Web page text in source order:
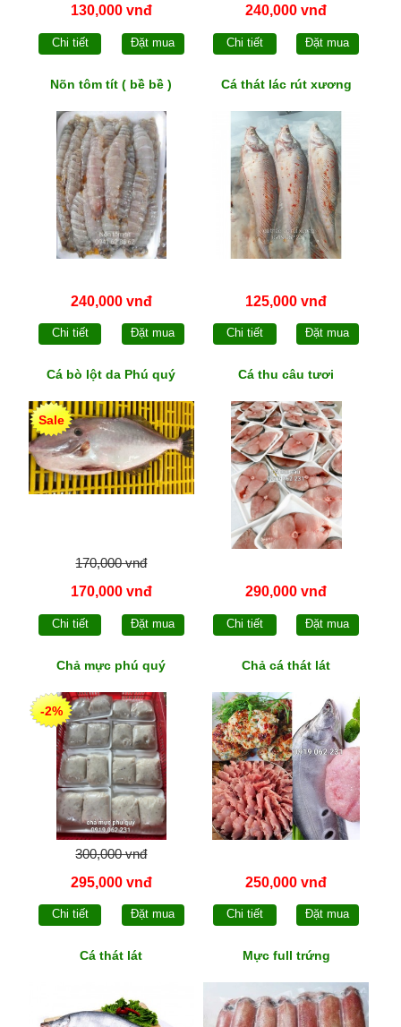
130,000 vnđ
Chi tiết Đặt mua
240,000 vnđ
Chi tiết Đặt mua
Nõn tôm tít ( bề bề )
240,000 vnđ
Chi tiết Đặt mua
Cá thát lác rút xương
125,000 vnđ
Chi tiết Đặt mua
Cá bò lột da Phú quý
Sale
170,000 vnđ
170,000 vnđ
Chi tiết Đặt mua
Cá thu câu tươi
290,000 vnđ
Chi tiết Đặt mua
Chả mực phú quý
-2%
300,000 vnđ
295,000 vnđ
Chi tiết Đặt mua
Chả cá thát lát
250,000 vnđ
Chi tiết Đặt mua
Cá thát lát Mực full trứng